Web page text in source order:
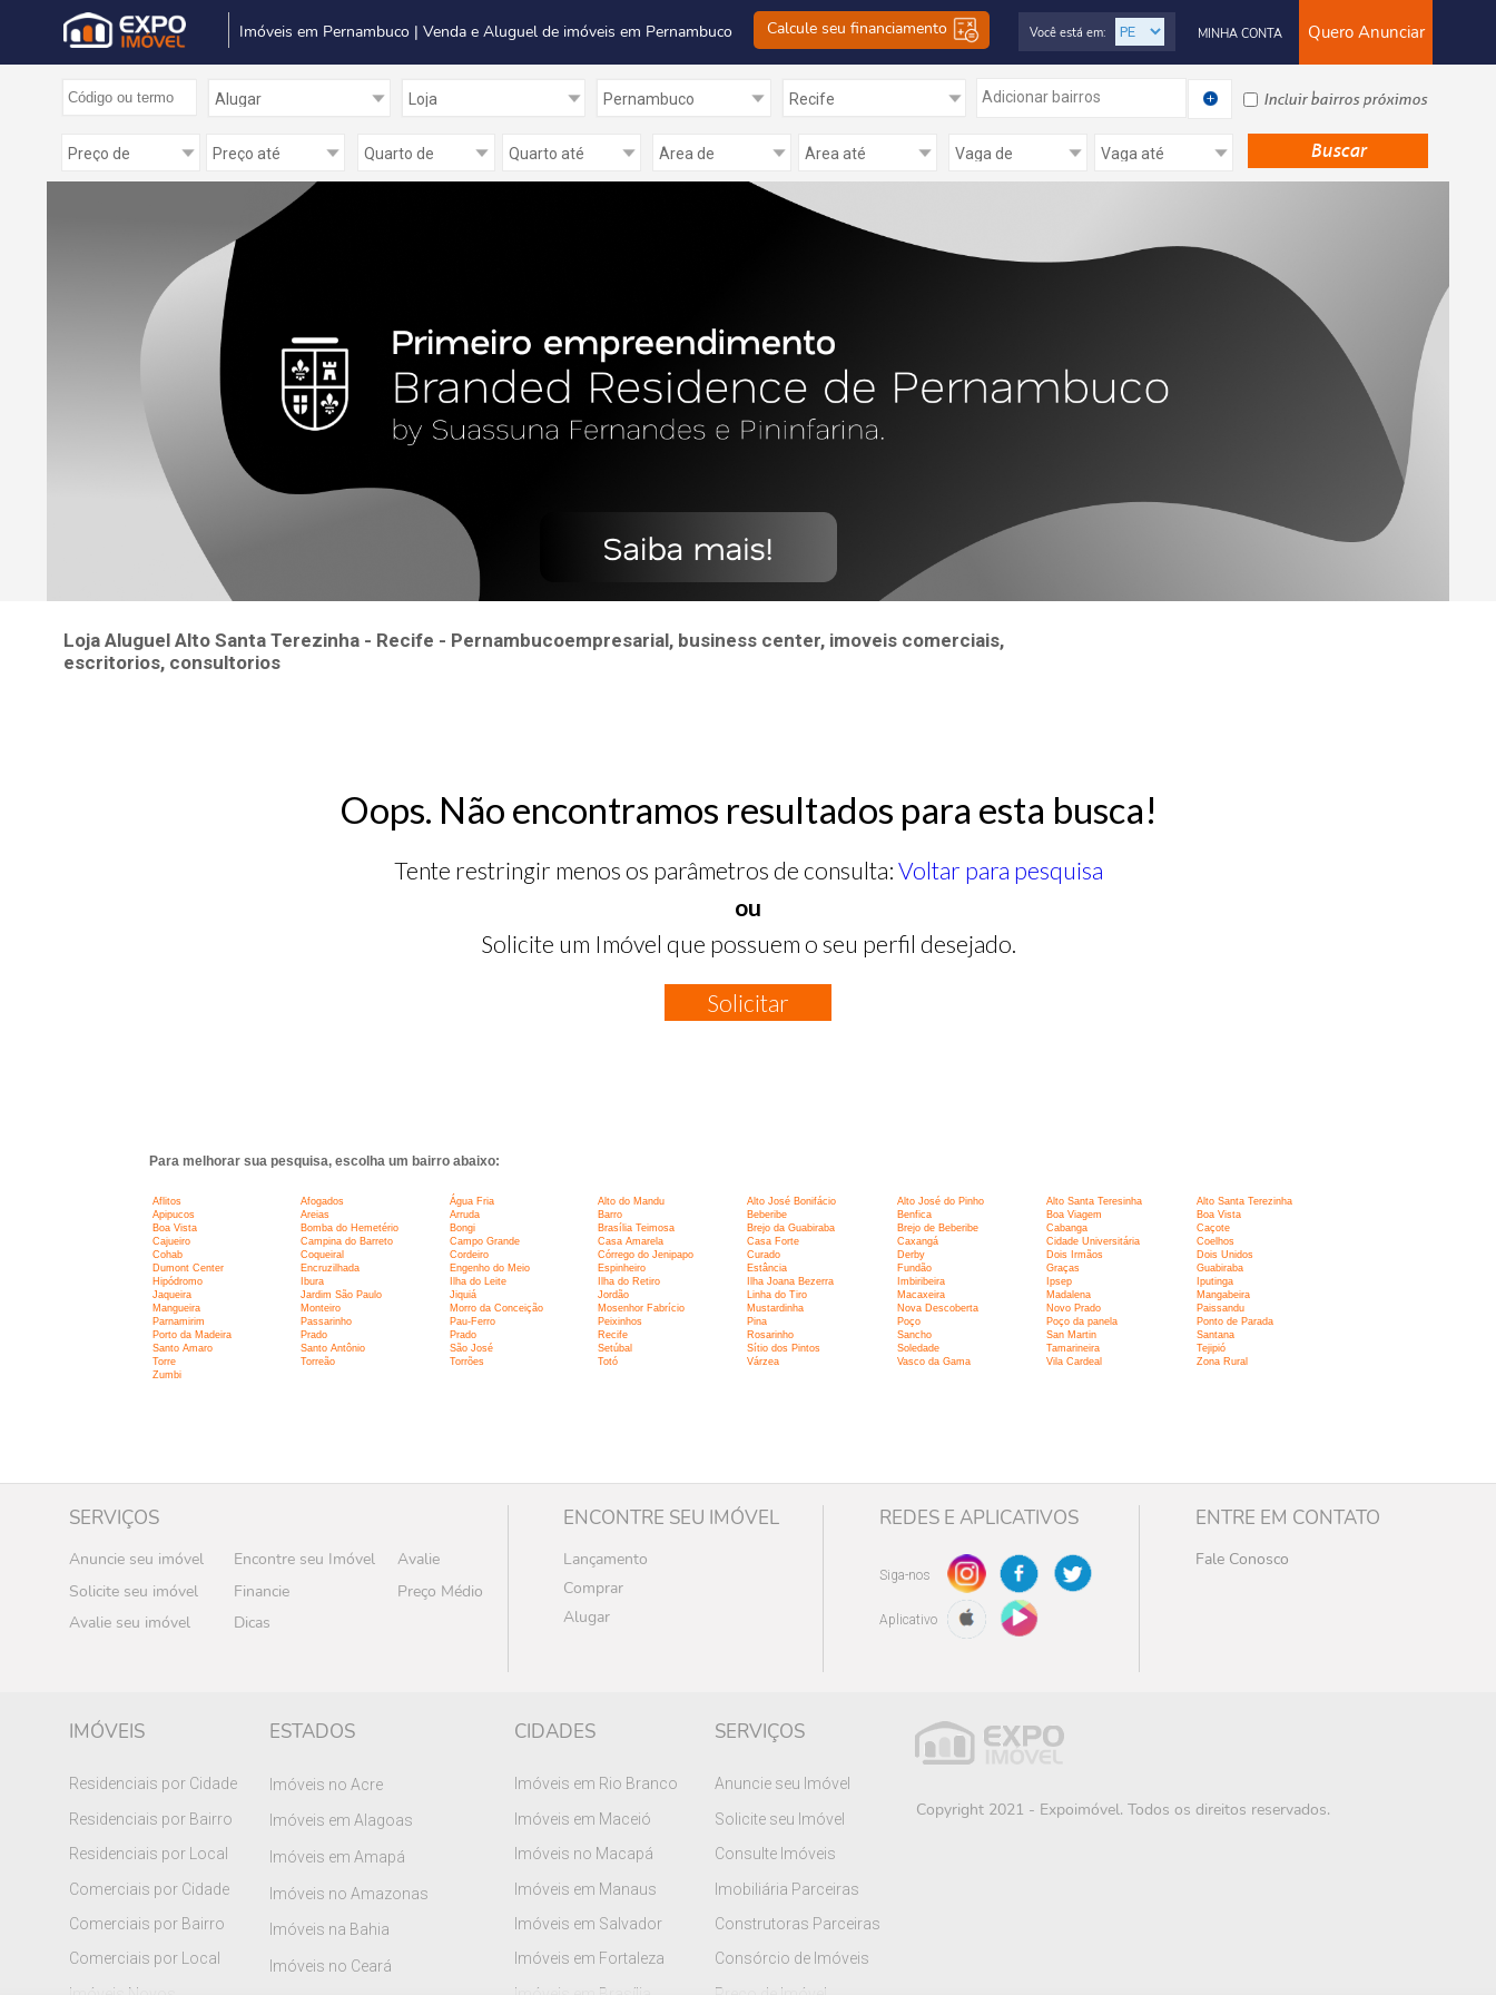
Imóveis em Pernambuco | Venda e Aluguel de imóveis em Pernambuco Calcule seu financiamento Quero Anunciar
MINHA CONTA
Você está em:
Adicionar bairros Incluir bairros próximos
Loja Aluguel Alto Santa Terezinha - Recife - Pernambucoempresarial, business center, imoveis comerciais,
escritorios, consultorios
Oops. Não encontramos resultados para esta busca!
Tente restringir menos os parâmetros de consulta: Voltar para pesquisa
ou
Solicite um Imóvel que possuem o seu perfil desejado.
Solicitar
Para melhorar sua pesquisa, escolha um bairro abaixo:
Aflitos Afogados Água Fria Alto do Mandu Alto José Bonifácio Alto José do Pinho Alto Santa Teresinha
Alto Santa Terezinha
Apipucos
Areias Arruda Barro Beberibe Benfica Boa Viagem
Boa Vista
Boa Vista
Bomba do Hemetério Bongi Brasília Teimosa Brejo da Guabiraba Brejo de Beberibe Cabanga
Caçote
Cajueiro
Campina do Barreto Campo Grande Casa Amarela Casa Forte Caxangá Cidade Universitária
Coelhos
Cohab
Coqueiral Cordeiro Córrego do Jenipapo Curado Derby Dois Irmãos
Dois Unidos
Dumont Center
Encruzilhada Engenho do Meio Espinheiro Estância Fundão Graças
Guabiraba
Hipódromo
Ibura Ilha do Leite Ilha do Retiro Ilha Joana Bezerra Imbiribeira Ipsep
Iputinga
Jaqueira
Jardim São Paulo Jiquiá Jordão Linha do Tiro Macaxeira Madalena
Mangabeira
Mangueira
Monteiro Morro da Conceição Mosenhor Fabrício Mustardinha Nova Descoberta Novo Prado
Paissandu
Parnamirim
Passarinho Pau-Ferro Peixinhos Pina Poço Poço da panela
Ponto de Parada
Porto da Madeira
Prado Prado Recife Rosarinho Sancho San Martin
Santana
Santo Amaro
Santo Antônio São José Setúbal Sítio dos Pintos Soledade Tamarineira
Tejipió
Torre
Torreão Torrões Totó Várzea Vasco da Gama Vila Cardeal
Zona Rural
Zumbi
SERVIÇOS
Anuncie seu imóvel Encontre seu Imóvel
Avalie
Solicite seu imóvel
Financie
Preço Médio
Avalie seu imóvel
Dicas
ENCONTRE SEU IMÓVEL
Lançamento
Comprar
Alugar
REDES E APLICATIVOS
Siga-nos
Aplicativo
ENTRE EM CONTATO
Fale Conosco
IMÓVEIS
Residenciais por Cidade
Residenciais por Bairro
Residenciais por Local
Comerciais por Cidade
Comerciais por Bairro
Comerciais por Local
ESTADOS
Imóveis no Acre
Imóveis em Alagoas
Imóveis em Amapá
Imóveis no Amazonas
Imóveis na Bahia
Imóveis no Ceará
CIDADES
Imóveis em Rio Branco
Imóveis em Maceió
Imóveis no Macapá
Imóveis em Manaus
Imóveis em Salvador
Imóveis em Fortaleza
SERVIÇOS
Anuncie seu Imóvel
Solicite seu Imóvel
Consulte Imóveis
Imobiliária Parceiras
Construtoras Parceiras
Consórcio de Imóveis
Copyright 2021 - Expoimóvel. Todos os direitos reservados.